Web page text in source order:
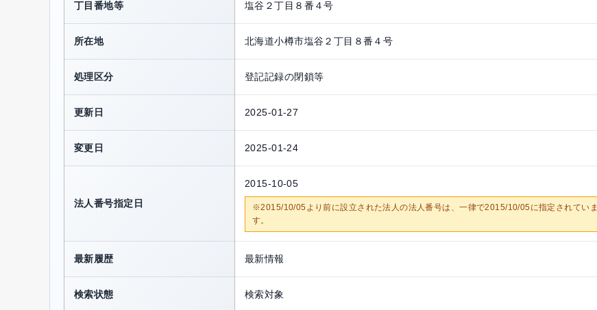
丁目番地等 塩谷２丁目８番４号
所在地 北海道小樽市塩谷２丁目８番４号
処理区分 登記記録の閉鎖等
更新日 2025-01-27
変更日 2025-01-24
法人番号指定日
2015-10-05
※2015/10/05より前に設立された法人の法人番号は、一律で2015/10/05に指定されていま
す。
最新履歴 最新情報
検索状態 検索対象